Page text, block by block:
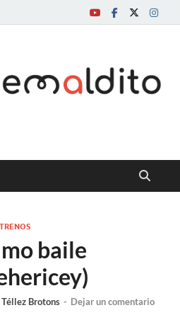
baile
Téllez Brotons - Dejar un comentario